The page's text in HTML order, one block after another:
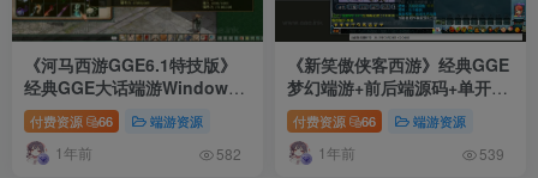
《河马西游GGE6.1特技版》
经典GGE大话端游Windows
一键服务端+PC客户端+GM工
具+详细搭建教程
付费资源 66 端游资源
1年前 582
《新笑傲侠客西游》经典GGE
梦幻端游+前后端源码+单开助
战系统+赐福+绝学+扫荡+挂机
+称谓升级+新增大量宝宝
付费资源 66 端游资源
1年前 539